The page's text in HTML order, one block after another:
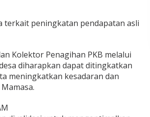
terkait peningkatan pendapatan asli
Kolektor Penagihan PKB melalui
diharapkan dapat ditingkatkan
meningkatkan kesadaran dan